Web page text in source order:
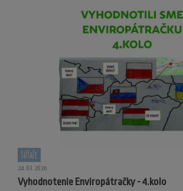
Súťaže
24.03.2026
Vyhodnotenie Enviropátračky - 4.kolo